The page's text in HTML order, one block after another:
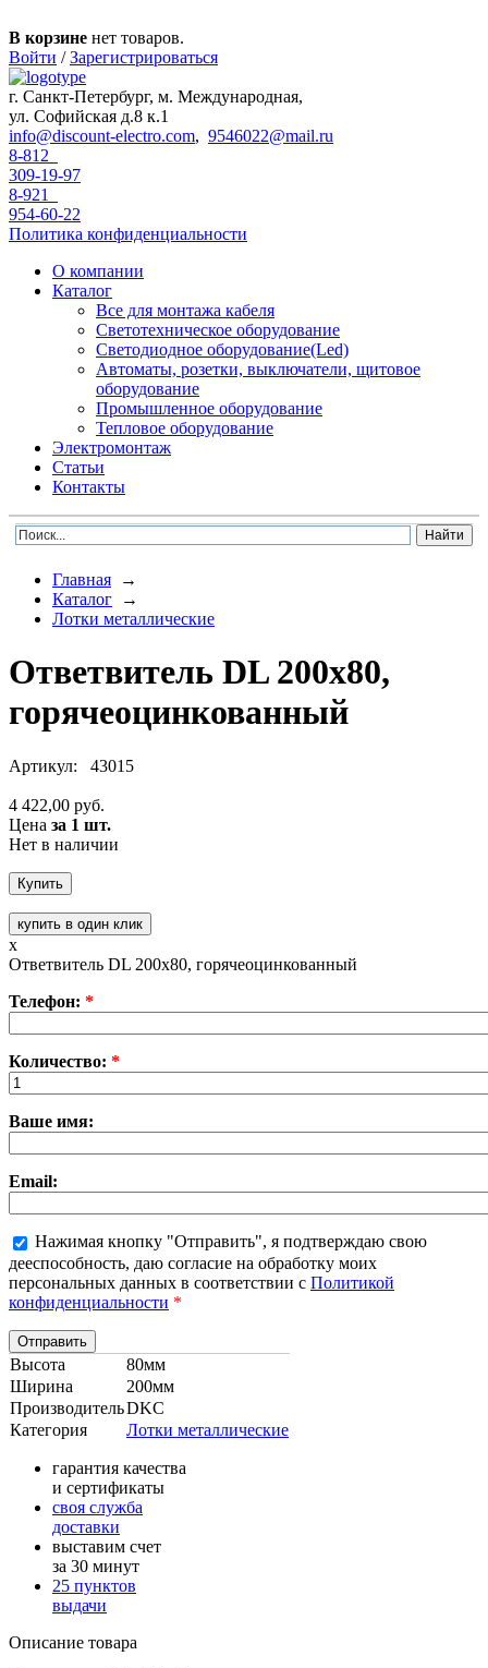
В корзине нет товаров.
Войти / Зарегистрироваться
г. Санкт-Петербург, м. Международная,
ул. Софийская д.8 к.1
info@discount-electro.com, 9546022@mail.ru
8-812
309-19-97
8-921
954-60-22
Политика конфиденциальности
О компании
Каталог
Все для монтажа кабеля
Светотехническое оборудование
Светодиодное оборудование(Led)
Автоматы, розетки, выключатели, щитовое
оборудование
Промышленное оборудование
Тепловое оборудование
Электромонтаж
Статьи
Контакты
Главная →
Каталог →
Лотки металлические
Ответвитель DL 200х80,
горячеоцинкованный
Артикул: 43015
4 422,00 руб.
Цена за 1 шт.
Нет в наличии
купить в один клик
x
Ответвитель DL 200х80, горячеоцинкованный
Телефон: *
Количество: *
Ваше имя:
Email:
Нажимая кнопку "Отправить", я подтверждаю свою
дееспособность, даю согласие на обработку моих
персональных данных в соответствии с Политикой
конфиденциальности *
Высота
80мм
Ширина
200мм
ПроизводительDKC
Категория
Лотки металлические
гарантия качества
и сертификаты
своя служба
доставки
выставим счет
за 30 минут
25 пунктов
выдачи
Описание товара